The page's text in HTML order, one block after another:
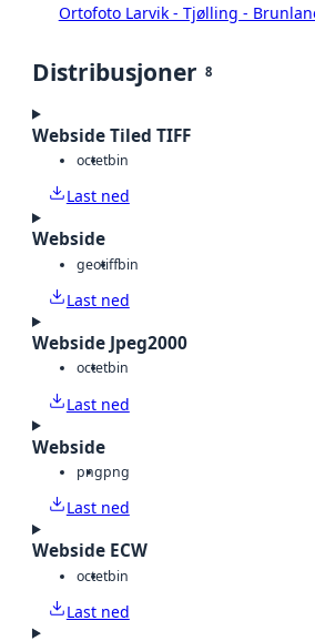
Ortofoto Larvik - Tjølling -
Distribusjoner 8
Webside Tiled TIFF
octetbin
Last ned
Webside
geotiffbin
Last ned
Webside Jpeg2000
octetbin
Last ned
Webside
pngpng
Last ned
Webside ECW
octetbin
Last ned